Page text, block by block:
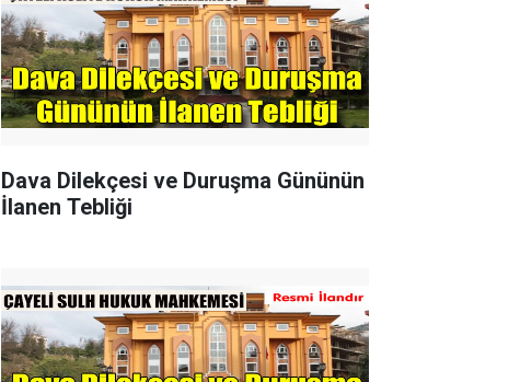
Dava Dilekçesi ve Duruşma Gününün
İlanen Tebliği